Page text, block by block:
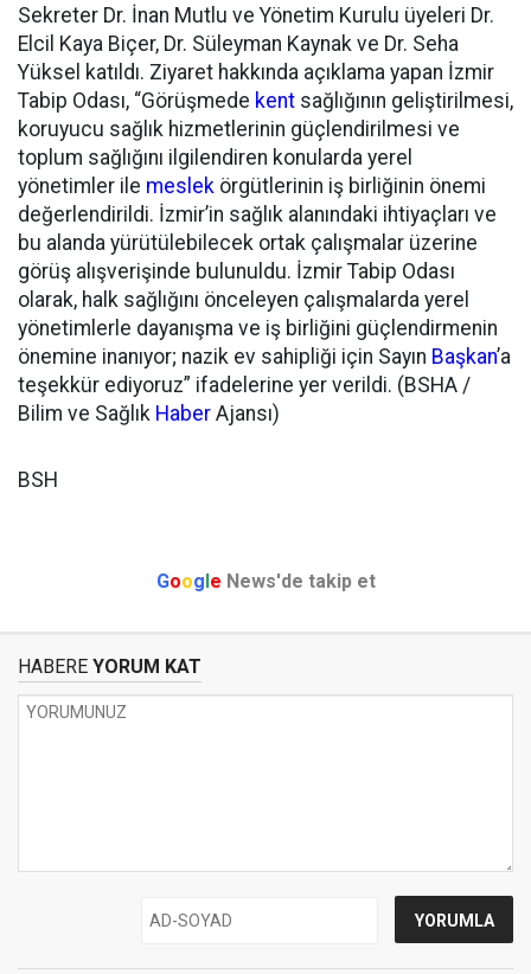
Sekreter Dr. İnan Mutlu ve Yönetim Kurulu üyeleri Dr.
Elcil Kaya Biçer, Dr. Süleyman Kaynak ve Dr. Seha
Yüksel katıldı. Ziyaret hakkında açıklama yapan İzmir
Tabip Odası, “Görüşmede kent sağlığının geliştirilmesi,
koruyucu sağlık hizmetlerinin güçlendirilmesi ve
toplum sağlığını ilgilendiren konularda yerel
yönetimler ile meslek örgütlerinin iş birliğinin önemi
değerlendirildi. İzmir’in sağlık alanındaki ihtiyaçları ve
bu alanda yürütülebilecek ortak çalışmalar üzerine
görüş alışverişinde bulunuldu. İzmir Tabip Odası
olarak, halk sağlığını önceleyen çalışmalarda yerel
yönetimlerle dayanışma ve iş birliğini güçlendirmenin
önemine inanıyor; nazik ev sahipliği için Sayın Başkan’a
teşekkür ediyoruz” ifadelerine yer verildi. (BSHA /
Bilim ve Sağlık Haber Ajansı)
BSH
Google News'de takip et
HABERE YORUM KAT